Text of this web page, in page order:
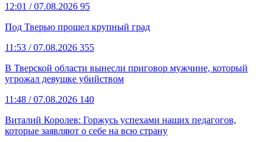
12:01 / 07.08.2026 95
Под Тверью прошел крупный град
11:53 / 07.08.2026 355
В Тверской области вынесли приговор мужчине, который
угрожал девушке убийством
11:48 / 07.08.2026 140
Виталий Королев: Горжусь успехами наших педагогов,
которые заявляют о себе на всю страну